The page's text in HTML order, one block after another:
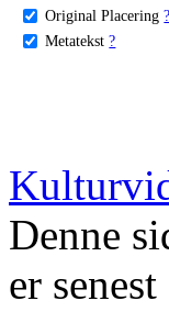
Original Placering ?
Metatekst ?
Denne
er